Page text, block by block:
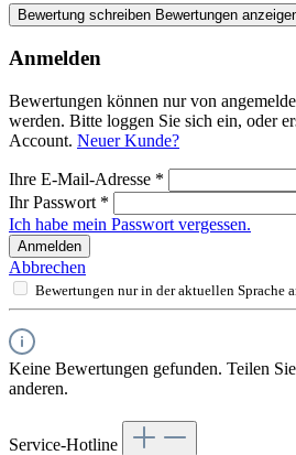
Bewertung schreiben Bewertungen
Anmelden
Bewertungen können nur von
werden. Bitte loggen Sie sich ein, oder
Account. Neuer Kunde?
Ihre E-Mail-Adresse *
Ihr Passwort *
Ich habe mein Passwort vergessen.
Anmelden
Abbrechen
Bewertungen nur in der aktuellen Sprache
Keine Bewertungen gefunden. Teilen
anderen.
Service-Hotline